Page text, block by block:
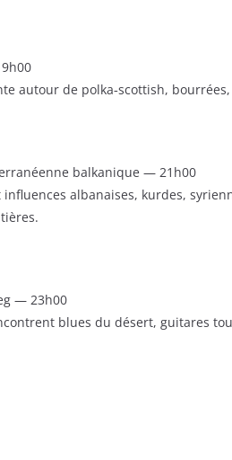
autour de polka‑scottish,
balkanique — 21h00
albanaises, kurdes,
— 23h00
blues du désert, guitares